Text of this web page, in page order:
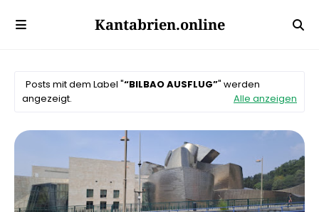
Kantabrien.online
Posts mit dem Label " BILBAO AUSFLUG " werden
angezeigt.
Alle anzeigen